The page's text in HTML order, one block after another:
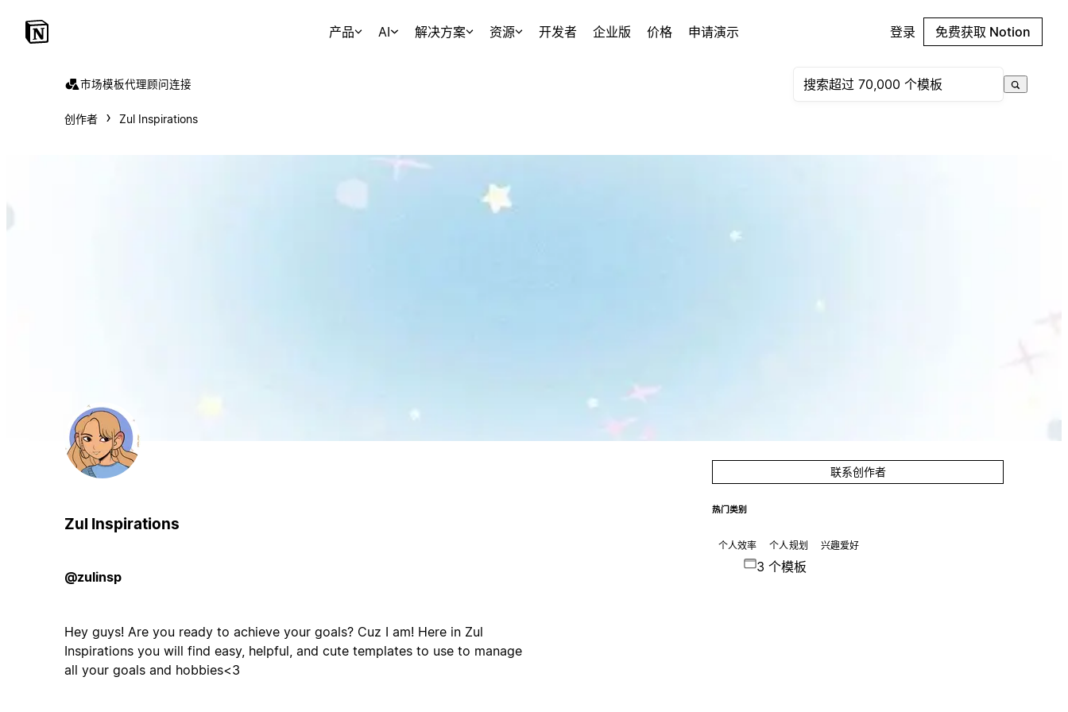
产品 AI 解决方案 资源 开发者 企业版 价格 申请演示 登录 免费获取 Notion
市场模板代理顾问连接
创作者 Zul Inspirations
Zul Inspirations
@zulinsp
Hey guys! Are you ready to achieve your goals? Cuz I am! Here in Zul
Inspirations you will find easy, helpful, and cute templates to use to manage
all your goals and hobbies<3
联系创作者
热门类别
个人效率 个人规划 兴趣爱好
3 个模板